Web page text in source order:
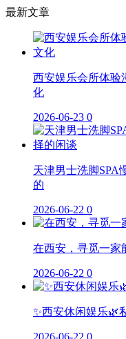
最新文章
西安娱乐会所体验
化
2026-06-23 0
天津男士洗脚SPA
的
2026-06-22 0
在西安，寻觅一家
2026-06-22 0
✨西安休闲娱乐🌿
2026-06-22 0